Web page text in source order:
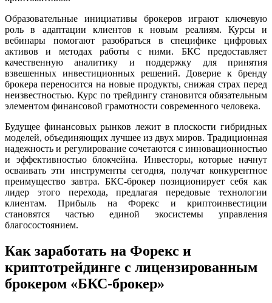
Образовательные инициативы брокеров играют ключевую
роль в адаптации клиентов к новым реалиям. Курсы и
вебинары помогают разобраться в специфике цифровых
активов и методах работы с ними. БКС предоставляет
качественную аналитику и поддержку для принятия
взвешенных инвестиционных решений. Доверие к бренду
брокера переносится на новые продукты, снижая страх перед
неизвестностью. Курс по трейдингу становится обязательным
элементом финансовой грамотности современного человека.
Будущее финансовых рынков лежит в плоскости гибридных
моделей, объединяющих лучшее из двух миров. Традиционная
надежность и регулирование сочетаются с инновационностью
и эффективностью блокчейна. Инвесторы, которые начнут
осваивать эти инструменты сегодня, получат конкурентное
преимущество завтра. БКС-брокер позиционирует себя как
лидер этого перехода, предлагая передовые технологии
клиентам. Прибыль на Форекс и криптоинвестиции
становятся частью единой экосистемы управления
благосостоянием.
Как заработать на Форекс и
криптотрейдинге с лицензированным
брокером «БКС-брокер»